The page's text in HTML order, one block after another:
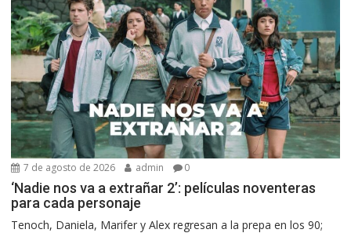
7 de agosto de 2026 admin 0
‘Nadie nos va a extrañar 2’: películas noventeras
para cada personaje
Tenoch, Daniela, Marifer y Alex regresan a la prepa en los 90;